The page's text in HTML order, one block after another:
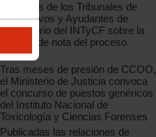
Acuerdos de los Tribunales de
Facultativos y Ayudantes de
Laboratorio del INTyCF sobre la
reserva de nota del proceso
anterior
Tras meses de presión de CCOO,
el Ministerio de Justicia convoca
el concurso de puestos genéricos
del Instituto Nacional de
Toxicología y Ciencias Forenses
Publicadas las relaciones de